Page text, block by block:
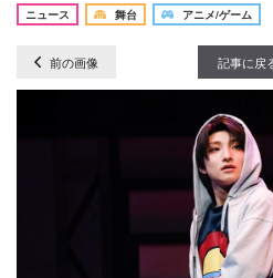
ニュース
舞台 アニメ/ゲーム
前の画像 記事に戻